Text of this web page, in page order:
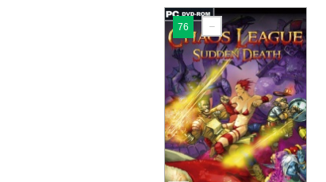
76 –